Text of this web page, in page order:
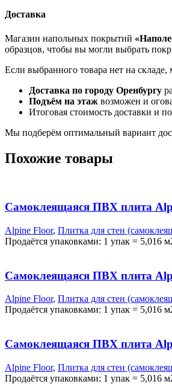
Доставка
Магазин напольных покрытий
образцов, чтобы вы могли выбрать
Если выбранного товара нет на
Доставка по городу Оренбургу
Подъём на этаж возможен и
Итоговая стоимость доставки и
Мы подберём оптимальный вариант
Похожие товары
Самоклеящаяся ПВХ плита
Alpine Floor, Плитка для стен
Продаётся упаковками: 1 упак = 5,016
Самоклеящаяся ПВХ плита
Alpine Floor, Плитка для стен
Продаётся упаковками: 1 упак = 5,016
Самоклеящаяся ПВХ плита
Alpine Floor, Плитка для стен
Продаётся упаковками: 1 упак = 5,016